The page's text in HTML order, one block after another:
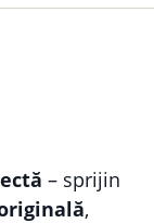
– sprijin
,